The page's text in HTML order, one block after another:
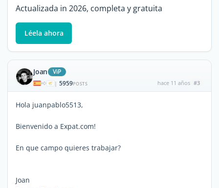
Actualizada in 2026, completa y gratuita
Léela ahora
Joan ViP
| 5959POSTS hace 11 años #3
Hola juanpablo5513,
Bienvenido a Expat.com!
En que campo quieres trabajar?
Joan